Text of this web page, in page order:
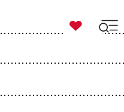

taz zahl ich